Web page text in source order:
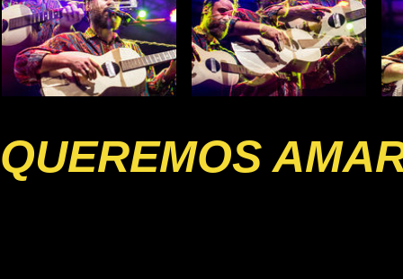
QUEREMOS